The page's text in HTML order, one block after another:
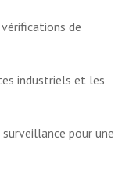
de
industriels et les
pour une